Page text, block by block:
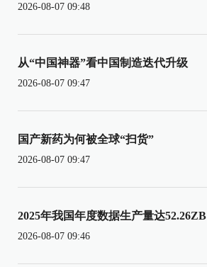
2026-08-07 09:48
从“中国神器”看中国制造迭代升级
2026-08-07 09:47
国产新药为何被全球“扫货”
2026-08-07 09:47
2025年我国年度数据生产量达52.26ZB
2026-08-07 09:46